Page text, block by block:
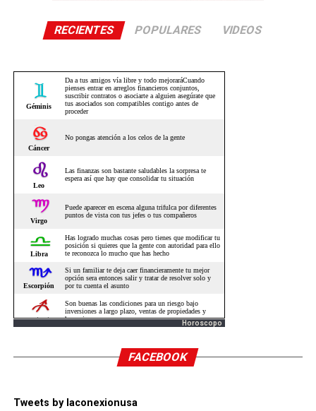
RECIENTES POPULARES VIDEOS
Horoscopo
FACEBOOK
Tweets by laconexionusa